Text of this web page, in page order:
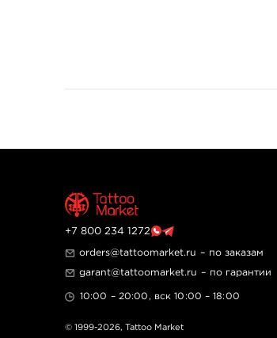
+7 800 234 1272
orders@tattoomarket.ru – по заказам
garant@tattoomarket.ru – по гарантии
10:00 – 20:00, вск 10:00 – 18:00
© 1999-2026, Tattoo Market